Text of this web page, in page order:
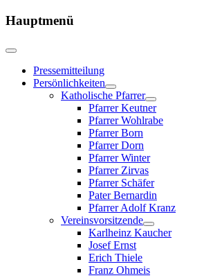
Hauptmenü
Pressemitteilung
Persönlichkeiten
Katholische Pfarrer
Pfarrer Keutner
Pfarrer Wohlrabe
Pfarrer Born
Pfarrer Dorn
Pfarrer Winter
Pfarrer Zirvas
Pfarrer Schäfer
Pater Bernardin
Pfarrer Adolf Kranz
Vereinsvorsitzende
Karlheinz Kaucher
Josef Ernst
Erich Thiele
Franz Ohmeis